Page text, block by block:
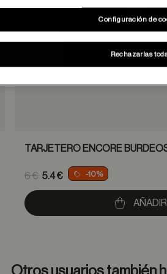
TARJETERO ENCORE
Price reduced from
6 €
to
5.4 € -10%
AÑADIR
Otros usuarios también
Configuración de
Rechazarlas